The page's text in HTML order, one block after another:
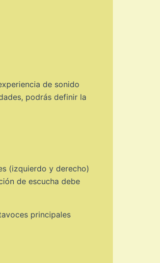
de sonido
podrás definir la
(izquierdo y derecho)
de escucha debe
principales